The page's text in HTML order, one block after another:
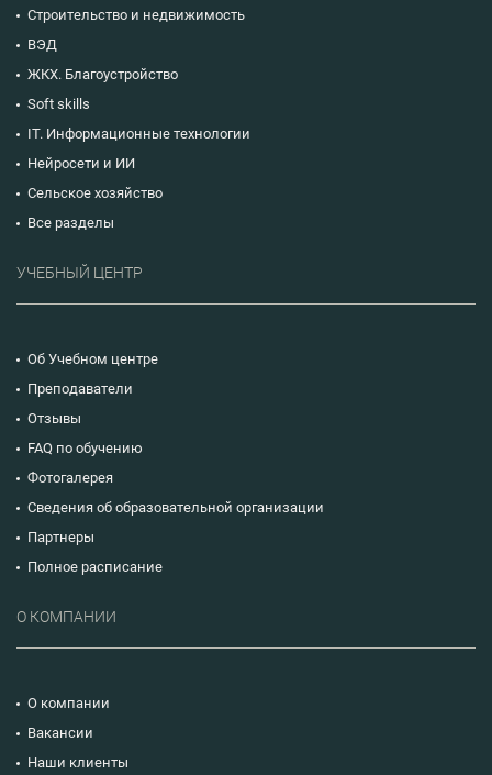
Строительство и недвижимость
ВЭД
ЖКХ. Благоустройство
Soft skills
IT. Информационные технологии
Нейросети и ИИ
Сельское хозяйство
Все разделы
УЧЕБНЫЙ ЦЕНТР
Об Учебном центре
Преподаватели
Отзывы
FAQ по обучению
Фотогалерея
Сведения об образовательной организации
Партнеры
Полное расписание
О КОМПАНИИ
О компании
Вакансии
Наши клиенты